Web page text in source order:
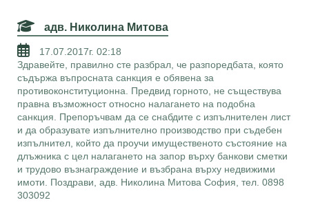
адв. Николина Митова
17.07.2017г. 02:18
Здравейте, правилно сте разбрал, че разпоредбата, която
съдържа въпросната санкция е обявена за
противоконституционна. Предвид горното, не съществува
правна възможност относно налагането на подобна
санкция. Препоръчвам да се снабдите с изпълнителен лист
и да образувате изпълнително производство при съдебен
изпълнител, който да проучи имущественото състояние на
длъжника с цел налагането на запор върху банкови сметки
и трудово възнаграждение и възбрана върху недвижими
имоти. Поздрави, адв. Николина Митова София, тел. 0898
303092